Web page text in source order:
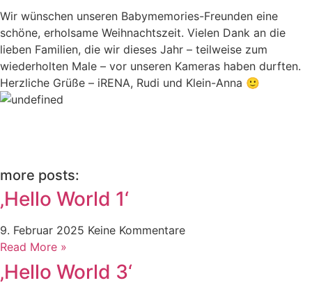
Wir wünschen unseren Babymemories-Freunden eine
schöne, erholsame Weihnachtszeit. Vielen Dank an die
lieben Familien, die wir dieses Jahr – teilweise zum
wiederholten Male – vor unseren Kameras haben durften.
Herzliche Grüße – iRENA, Rudi und Klein-Anna 🙂
more posts:
‚Hello World 1‘
9. Februar 2025 Keine Kommentare
Read More »
‚Hello World 3‘